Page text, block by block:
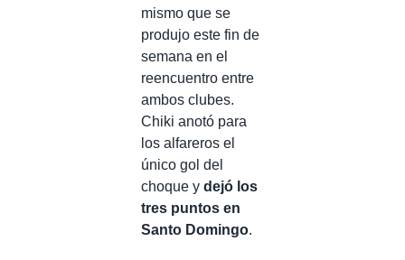
mismo que se
produjo este fin de
semana en el
reencuentro entre
ambos clubes.
Chiki anotó para
los alfareros el
único gol del
choque y dejó los
tres puntos en
Santo Domingo.